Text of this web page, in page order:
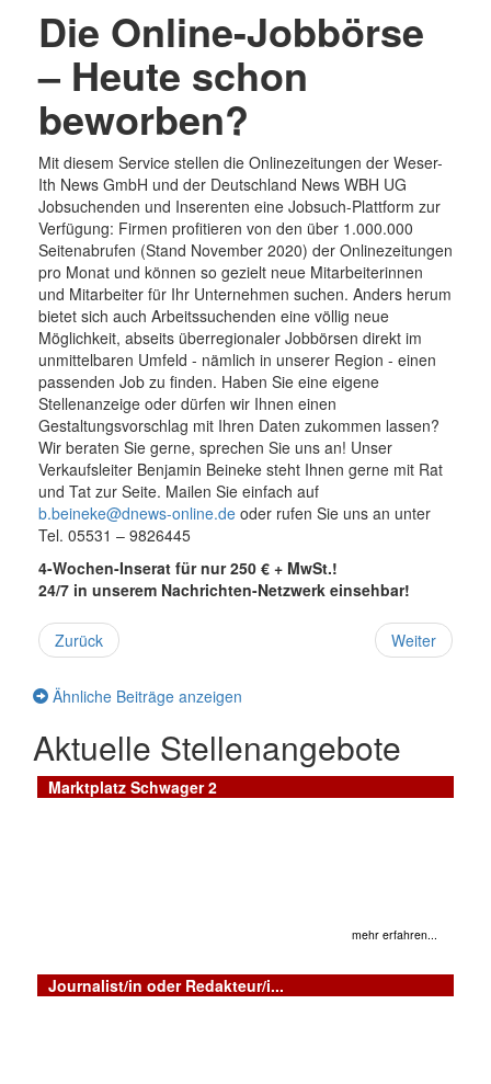
Die Online-Jobbörse
– Heute schon
beworben?
Mit diesem Service stellen die Onlinezeitungen der Weser-
Ith News GmbH und der Deutschland News WBH UG
Jobsuchenden und Inserenten eine Jobsuch-Plattform zur
Verfügung: Firmen profitieren von den über 1.000.000
Seitenabrufen (Stand November 2020) der Onlinezeitungen
pro Monat und können so gezielt neue Mitarbeiterinnen
und Mitarbeiter für Ihr Unternehmen suchen. Anders herum
bietet sich auch Arbeitssuchenden eine völlig neue
Möglichkeit, abseits überregionaler Jobbörsen direkt im
unmittelbaren Umfeld - nämlich in unserer Region - einen
passenden Job zu finden. Haben Sie eine eigene
Stellenanzeige oder dürfen wir Ihnen einen
Gestaltungsvorschlag mit Ihren Daten zukommen lassen?
Wir beraten Sie gerne, sprechen Sie uns an! Unser
Verkaufsleiter Benjamin Beineke steht Ihnen gerne mit Rat
und Tat zur Seite. Mailen Sie einfach auf
b.beineke@dnews-online.de oder rufen Sie uns an unter
Tel. 05531 – 9826445
4-Wochen-Inserat für nur 250 € + MwSt.!
24/7 in unserem Nachrichten-Netzwerk einsehbar!
Zurück Weiter
Ähnliche Beiträge anzeigen
Aktuelle Stellenangebote
Marktplatz Schwager 2
mehr erfahren...
Journalist/in oder Redakteur/i...